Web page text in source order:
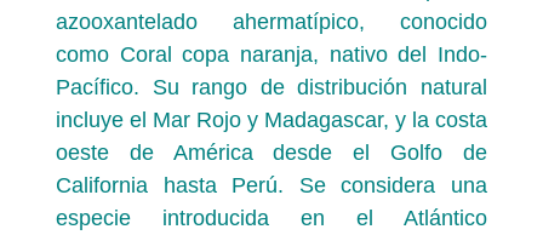
azooxantelado ahermatípico, conocido
como Coral copa naranja, nativo del Indo-
Pacífico. Su rango de distribución natural
incluye el Mar Rojo y Madagascar, y la costa
oeste de América desde el Golfo de
California hasta Perú. Se considera una
especie introducida en el Atlántico